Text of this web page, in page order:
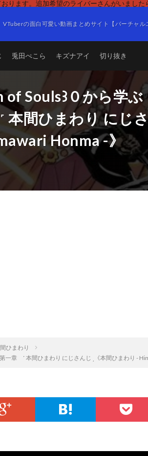
ります。追加希望のライバーさんがいまし
VTuberの面白可愛い動画まとめサイト【バーチャル
兎田ぺこら キズナアイ 切り抜き
of Souls꒱０から学ぶ
間ひまわり にじ
Honma -》
ひまわり
一章 ˹ 本間ひまわり にじさんじ ˼《本間ひまわり -